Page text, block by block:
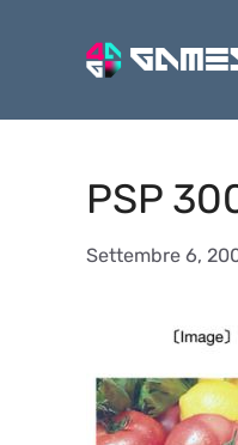
PSP
Settembre 6,